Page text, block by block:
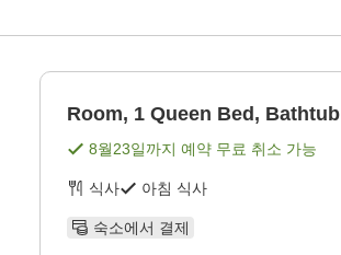
Room, 1 Queen Bed, Bathtub
8월23일까지 예약 무료 취소 가능
식사 아침 식사
숙소에서 결제